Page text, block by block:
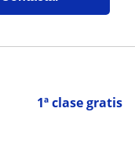
1ª clase gratis